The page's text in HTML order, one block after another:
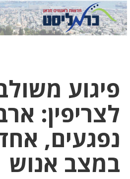
פיגוע
לצריפין:
נפגעים,
במצב אנוש